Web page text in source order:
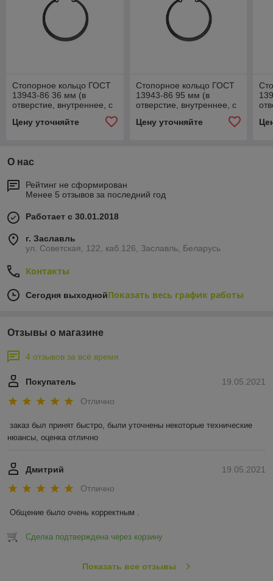
Стопорное кольцо ГОСТ
13943-86 36 мм (в
отверстие, внутреннее, с
Цену уточняйте
Стопорное кольцо ГОСТ
13943-86 95 мм (в
отверстие, внутреннее, с
Цену уточняйте
О нас
Рейтинг не сформирован
Менее 5 отзывов за последний год
Работает с 30.01.2018
г. Заславль
ул. Советская, 122, каб.126, Заславль, Беларусь
Контакты
Сегодня выходнойПоказать весь график работы
Отзывы о магазине
4 отзывов за всё время
19.05.2021
Покупатель
Отлично
заказ был принят быстро, были уточнены некоторые технические
нюансы, оценка отлично
19.05.2021
Дмитрий
Отлично
Общение было очень корректным .
Сделка подтверждена через корзину
Показать все отзывы